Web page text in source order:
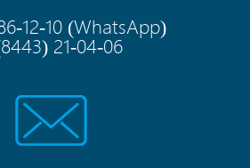
12-10 (WhatsApp)
21-04-06